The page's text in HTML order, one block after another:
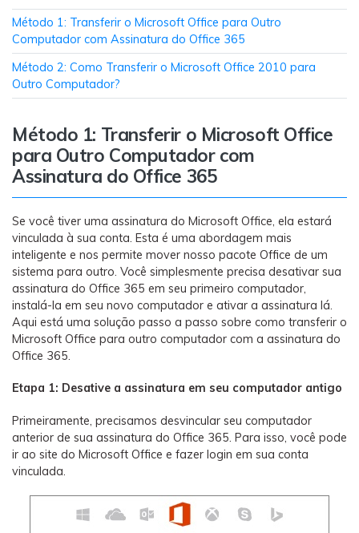
Business sem redefinição de fábrica.
MobileTrans App
Transferir dados do telefone, dados do
WhatsApp e arquivos entre dispositivos.
WeLastseen
O WeLastseen mantém seu WhatsApp conectado
e informado.
Método 1: Transferir o Microsoft Office para Outro
Computador com Assinatura do Office 365
Método 2: Como Transferir o Microsoft Office 2010 para
Outro Computador?
Método 1: Transferir o Microsoft Office
para Outro Computador com
Assinatura do Office 365
Se você tiver uma assinatura do Microsoft Office, ela estará
vinculada à sua conta. Esta é uma abordagem mais
inteligente e nos permite mover nosso pacote Office de um
sistema para outro. Você simplesmente precisa desativar sua
assinatura do Office 365 em seu primeiro computador,
instalá-la em seu novo computador e ativar a assinatura lá.
Aqui está uma solução passo a passo sobre como transferir o
Microsoft Office para outro computador com a assinatura do
Office 365.
Etapa 1: Desative a assinatura em seu computador antigo
Primeiramente, precisamos desvincular seu computador
anterior de sua assinatura do Office 365. Para isso, você pode
ir ao site do Microsoft Office e fazer login em sua conta
vinculada.